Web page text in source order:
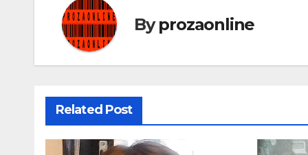
Byprozaonline
Related Post